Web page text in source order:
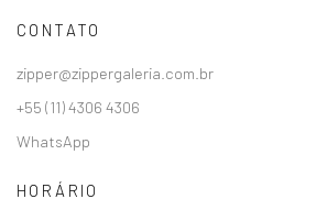
CONTATO
zipper@zippergaleria.com.br
+55 (11) 4306 4306
WhatsApp
HORÁRIO